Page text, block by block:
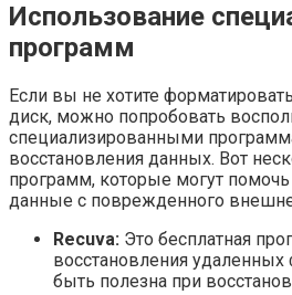
Использование
программ
Если вы не хотите
диск, можно попробовать
специализированными
восстановления данных. Вот
программ, которые могут
данные с поврежденного
Recuva: Это бесплатная
восстановления
быть полезна при